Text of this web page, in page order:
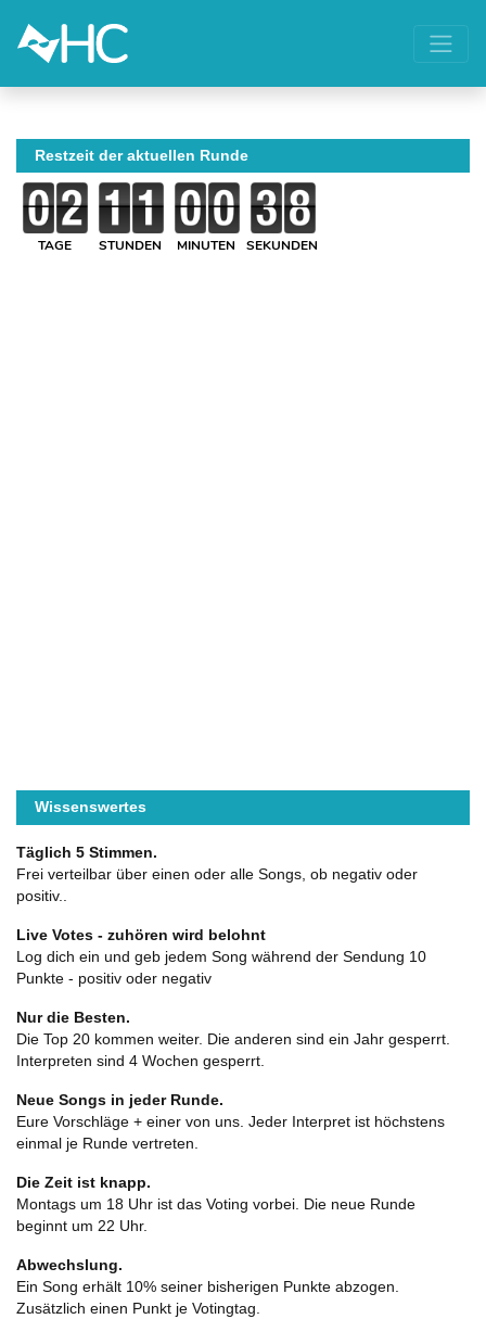
Restzeit der aktuellen Runde
TAGE STUNDEN MINUTEN SEKUNDEN
Wissenswertes
Täglich 5 Stimmen.
Frei verteilbar über einen oder alle Songs, ob negativ oder
positiv..
Live Votes - zuhören wird belohnt
Log dich ein und geb jedem Song während der Sendung 10
Punkte - positiv oder negativ
Nur die Besten.
Die Top 20 kommen weiter. Die anderen sind ein Jahr gesperrt.
Interpreten sind 4 Wochen gesperrt.
Neue Songs in jeder Runde.
Eure Vorschläge + einer von uns. Jeder Interpret ist höchstens
einmal je Runde vertreten.
Die Zeit ist knapp.
Montags um 18 Uhr ist das Voting vorbei. Die neue Runde
beginnt um 22 Uhr.
Abwechslung.
Ein Song erhält 10% seiner bisherigen Punkte abzogen.
Zusätzlich einen Punkt je Votingtag.